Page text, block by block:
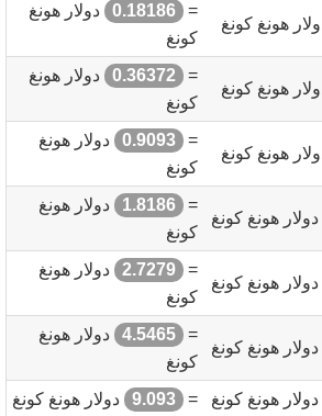
هونغ كونغ
=
0.18186
دولار هونغ
كونغ
هونغ كونغ
=
0.36372
دولار هونغ
كونغ
هونغ كونغ
=
0.9093
دولار هونغ
كونغ
هونغ كونغ
=
1.8186
دولار هونغ
كونغ
هونغ كونغ
=
2.7279
دولار هونغ
كونغ
هونغ كونغ
=
4.5465
دولار هونغ
كونغ
هونغ كونغ =
9.093
دولار هونغ كونغ